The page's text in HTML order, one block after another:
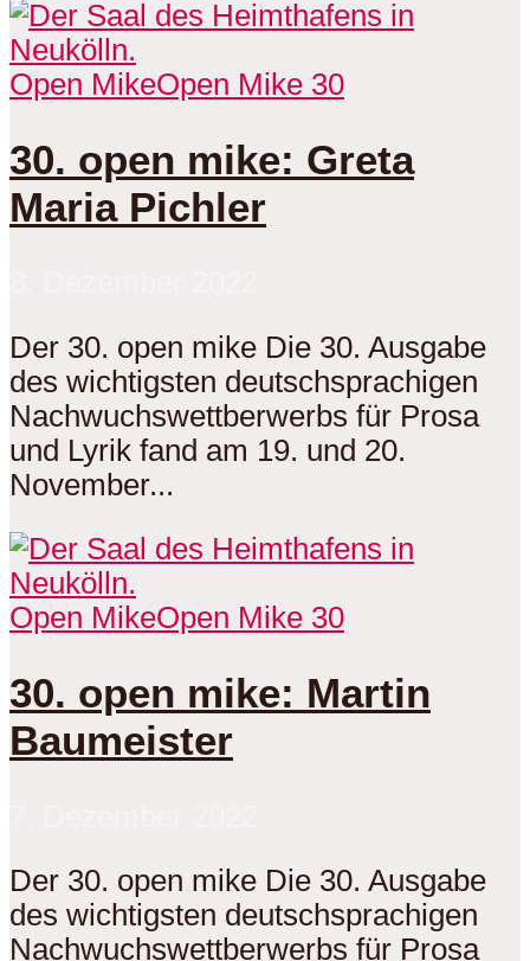
Open MikeOpen Mike 30
30. open mike: Greta
Maria Pichler
Der 30. open mike Die 30. Ausgabe
des wichtigsten deutschsprachigen
Nachwuchswettberwerbs für Prosa
und Lyrik fand am 19. und 20.
November...
Open MikeOpen Mike 30
30. open mike: Martin
Baumeister
Der 30. open mike Die 30. Ausgabe
des wichtigsten deutschsprachigen
Nachwuchswettberwerbs für Prosa